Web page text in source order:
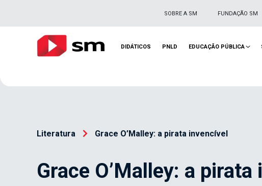
SOBRE A SM FUNDAÇÃO SM
DIDÁTICOS PNLD EDUCAÇÃO PÚBLICA
Literatura Grace O’Malley: a pirata invencível
Grace O’Malley: a pirata